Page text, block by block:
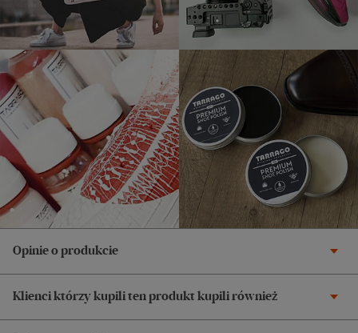
Opinie o produkcie
Klienci którzy kupili ten produkt kupili również